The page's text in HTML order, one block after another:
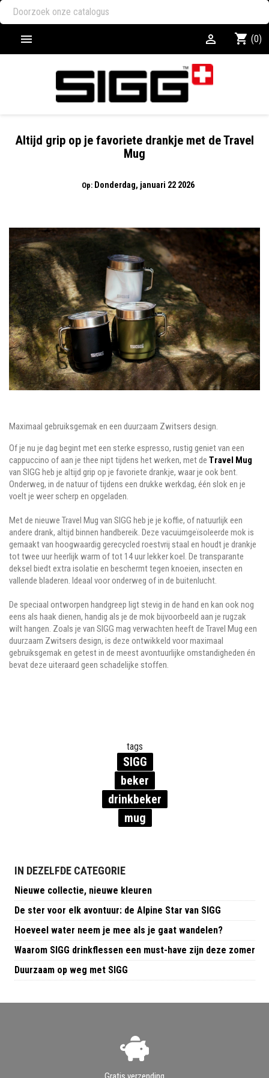
 shopping_cart (0)

Altijd grip op je favoriete drankje met de Travel
Mug
Op: Donderdag, januari 22 2026
Maximaal gebruiksgemak en een duurzaam Zwitsers design.
Of je nu je dag begint met een sterke espresso, rustig geniet van een
cappuccino of aan je thee nipt tijdens het werken, met de Travel Mug
van SIGG heb je altijd grip op je favoriete drankje, waar je ook bent.
Onderweg, in de natuur of tijdens een drukke werkdag, één slok en je
voelt je weer scherp en opgeladen.
Met de nieuwe Travel Mug van SIGG heb je je koffie, of natuurlijk een
andere drank, altijd binnen handbereik. Deze vacuümgeïsoleerde mok is
gemaakt van hoogwaardig gerecycled roestvrij staal en houdt je drankje
tot twee uur heerlijk warm of tot 14 uur lekker koel. De transparante
deksel biedt extra isolatie en beschermt tegen knoeien, insecten en
vallende bladeren. Ideaal voor onderweg of in de buitenlucht.
De speciaal ontworpen handgreep ligt stevig in de hand en kan ook nog
eens als haak dienen, handig als je de mok bijvoorbeeld aan je rugzak
wilt hangen. Zoals je van SIGG mag verwachten heeft de Travel Mug een
duurzaam Zwitsers design, is deze ontwikkeld voor maximaal
gebruiksgemak en getest in de meest avontuurlijke omstandigheden én
bevat deze uiteraard geen schadelijke stoffen.
tags
SIGG
beker
drinkbeker
mug
IN DEZELFDE CATEGORIE
Nieuwe collectie, nieuwe kleuren
De ster voor elk avontuur: de Alpine Star van SIGG
Hoeveel water neem je mee als je gaat wandelen?
Waarom SIGG drinkflessen een must-have zijn deze zomer
Duurzaam op weg met SIGG